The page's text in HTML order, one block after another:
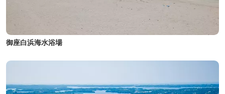
御座白浜海水浴場